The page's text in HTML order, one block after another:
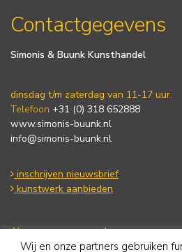
Contactgegevens
Simonis & Buunk Kunsthandel
dinsdag t/m zaterdag van 11-17 uur.
Telefoon +31 (0) 318 652888
www.simonis-buunk.nl
info@simonis-buunk.nl
inschrijven nieuwsbrief
kunstwerk aanbieden
Algemene voorwaarden
Privacy statement
Wij en onze partners gebruiken